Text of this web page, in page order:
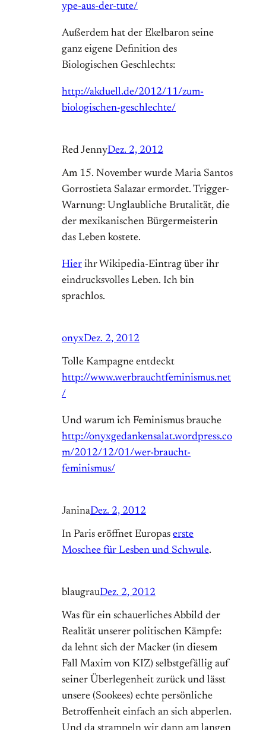
ype-aus-der-tute/
Außerdem hat der Ekelbaron seine
ganz eigene Definition des
Biologischen Geschlechts:
http://akduell.de/2012/11/zum-
biologischen-geschlechte/
Red JennyDez. 2, 2012
Am 15. November wurde Maria Santos
Gorrostieta Salazar ermordet. Trigger-
Warnung: Unglaubliche Brutalität, die
der mexikanischen Bürgermeisterin
das Leben kostete.
Hier ihr Wikipedia-Eintrag über ihr
eindrucksvolles Leben. Ich bin
sprachlos.
onyxDez. 2, 2012
Tolle Kampagne entdeckt
http://www.werbrauchtfeminismus.net
/
Und warum ich Feminismus brauche
http://onyxgedankensalat.wordpress.co
m/2012/12/01/wer-braucht-
feminismus/
JaninaDez. 2, 2012
In Paris eröffnet Europas erste
Moschee für Lesben und Schwule.
blaugrauDez. 2, 2012
Was für ein schauerliches Abbild der
Realität unserer politischen Kämpfe:
da lehnt sich der Macker (in diesem
Fall Maxim von KIZ) selbstgefällig auf
seiner Überlegenheit zurück und lässt
unsere (Sookees) echte persönliche
Betroffenheit einfach an sich abperlen.